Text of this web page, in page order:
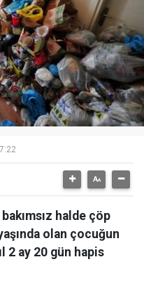
halde çöp
olan çocuğun
2 ay 20 gün hapis